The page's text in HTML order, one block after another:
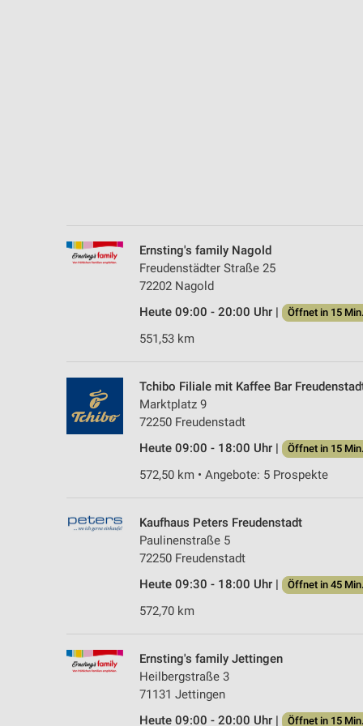
Ernsting's family Nagold
Freudenstädter Straße 25
72202 Nagold
Heute 09:00 - 20:00 Uhr |
Öffnet in 15 Min.
551,53 km
Tchibo Filiale mit Kaffee Bar
Marktplatz 9
72250 Freudenstadt
Heute 09:00 - 18:00 Uhr |
Öffnet in 15 Min.
572,50 km • Angebote: 5 Prospekte
Kaufhaus Peters Freudenstadt
Paulinenstraße 5
72250 Freudenstadt
Heute 09:30 - 18:00 Uhr |
Öffnet in 45 Min.
572,70 km
Ernsting's family Jettingen
Heilbergstraße 3
71131 Jettingen
Heute 09:00 - 20:00 Uhr |
Öffnet in 15 Min.
Notwendig